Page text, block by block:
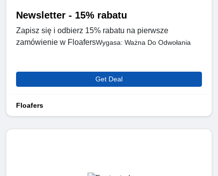
Newsletter - 15% rabatu
Zapisz się i odbierz 15% rabatu na pierwsze
zamówienie w FloafersWygasa: Ważna Do Odwołania
Get Deal
Floafers